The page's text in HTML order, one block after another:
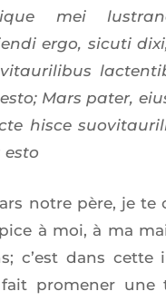
mei
ergo, sicu­ti
Mars pater,
hisce
esto
notre père, je te
à moi, à ma
c’est dans cette
fait pro­me­ner une